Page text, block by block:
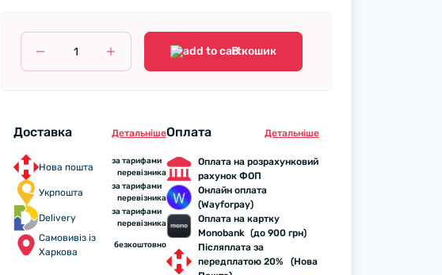
В кошик
Доставка Детальнiше
Нова пошта
за тарифами
перевізника
Укрпошта
за тарифами
перевізника
Delivery
за тарифами
перевізника
Самовивіз із
Харкова
безкоштовно
Оплата Детальнiше
Оплата на розрахунковий
рахунок ФОП
Онлайн оплата
(Wayforpay)
Оплата на картку
Monobank (до 900 грн)
Післяплата за
передплатою 20% (Нова